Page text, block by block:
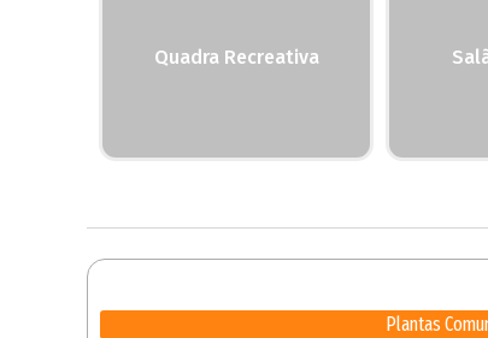
Quadra Recreativa
Plantas